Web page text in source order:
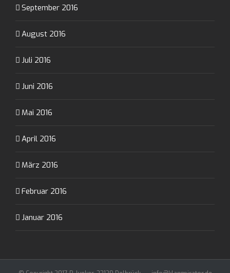
September 2016
August 2016
Juli 2016
Juni 2016
Mai 2016
April 2016
März 2016
Februar 2016
Januar 2016